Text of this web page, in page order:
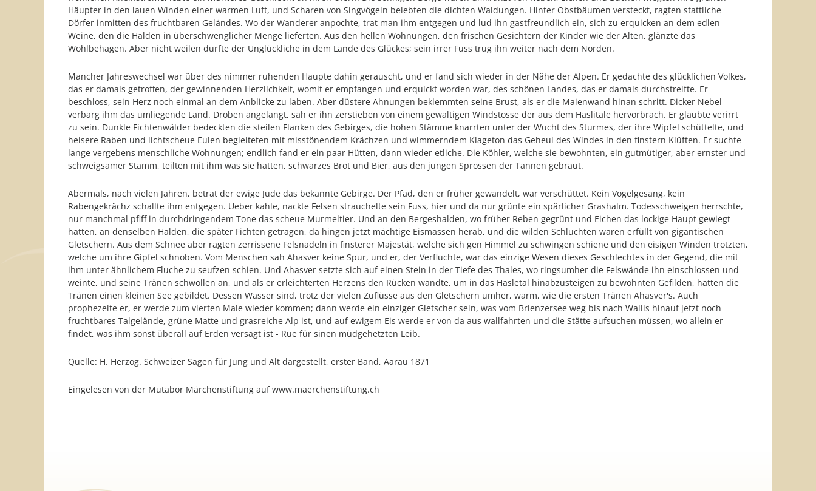
Häupter in den lauen Winden einer warmen Luft, und Scharen von Singvögeln belebten die dichten Waldungen. Hinter Obstbäumen versteckt, ragten stattliche
Dörfer inmitten des fruchtbaren Geländes. Wo der Wanderer anpochte, trat man ihm entgegen und lud ihn gastfreundlich ein, sich zu erquicken an dem edlen
Weine, den die Halden in überschwenglicher Menge lieferten. Aus den hellen Wohnungen, den frischen Gesichtern der Kinder wie der Alten, glänzte das
Wohlbehagen. Aber nicht weilen durfte der Unglückliche in dem Lande des Glückes; sein irrer Fuss trug ihn weiter nach dem Norden.
Mancher Jahreswechsel war über des nimmer ruhenden Haupte dahin gerauscht, und er fand sich wieder in der Nähe der Alpen. Er gedachte des glücklichen Volkes,
das er damals getroffen, der gewinnenden Herzlichkeit, womit er empfangen und erquickt worden war, des schönen Landes, das er damals durchstreifte. Er
beschloss, sein Herz noch einmal an dem Anblicke zu laben. Aber düstere Ahnungen beklemmten seine Brust, als er die Maienwand hinan schritt. Dicker Nebel
verbarg ihm das umliegende Land. Droben angelangt, sah er ihn zerstieben von einem gewaltigen Windstosse der aus dem Haslitale hervorbrach. Er glaubte verirrt
zu sein. Dunkle Fichtenwälder bedeckten die steilen Flanken des Gebirges, die hohen Stämme knarrten unter der Wucht des Sturmes, der ihre Wipfel schüttelte, und
heisere Raben und lichtscheue Eulen begleiteten mit misstönendem Krächzen und wimmerndem Klageton das Geheul des Windes in den finstern Klüften. Er suchte
lange vergebens menschliche Wohnungen; endlich fand er ein paar Hütten, dann wieder etliche. Die Köhler, welche sie bewohnten, ein gutmütiger, aber ernster und
schweigsamer Stamm, teilten mit ihm was sie hatten, schwarzes Brot und Bier, aus den jungen Sprossen der Tannen gebraut.
Abermals, nach vielen Jahren, betrat der ewige Jude das bekannte Gebirge. Der Pfad, den er früher gewandelt, war verschüttet. Kein Vogelgesang, kein
Rabengekrächz schallte ihm entgegen. Ueber kahle, nackte Felsen strauchelte sein Fuss, hier und da nur grünte ein spärlicher Grashalm. Todesschweigen herrschte,
nur manchmal pfiff in durchdringendem Tone das scheue Murmeltier. Und an den Bergeshalden, wo früher Reben gegrünt und Eichen das lockige Haupt gewiegt
hatten, an denselben Halden, die später Fichten getragen, da hingen jetzt mächtige Eismassen herab, und die wilden Schluchten waren erfüllt von gigantischen
Gletschern. Aus dem Schnee aber ragten zerrissene Felsnadeln in finsterer Majestät, welche sich gen Himmel zu schwingen schiene und den eisigen Winden trotzten,
welche um ihre Gipfel schnoben. Vom Menschen sah Ahasver keine Spur, und er, der Verfluchte, war das einzige Wesen dieses Geschlechtes in der Gegend, die mit
ihm unter ähnlichem Fluche zu seufzen schien. Und Ahasver setzte sich auf einen Stein in der Tiefe des Thales, wo ringsumher die Felswände ihn einschlossen und
weinte, und seine Tränen schwollen an, und als er erleichterten Herzens den Rücken wandte, um in das Hasletal hinabzusteigen zu bewohnten Gefilden, hatten die
Tränen einen kleinen See gebildet. Dessen Wasser sind, trotz der vielen Zuflüsse aus den Gletschern umher, warm, wie die ersten Tränen Ahasver's. Auch
prophezeite er, er werde zum vierten Male wieder kommen; dann werde ein einziger Gletscher sein, was vom Brienzersee weg bis nach Wallis hinauf jetzt noch
fruchtbares Talgelände, grüne Matte und grasreiche Alp ist, und auf ewigem Eis werde er von da aus wallfahrten und die Stätte aufsuchen müssen, wo allein er
findet, was ihm sonst überall auf Erden versagt ist - Rue für sinen müdgehetzten Leib.
Quelle: H. Herzog. Schweizer Sagen für Jung und Alt dargestellt, erster Band, Aarau 1871
Eingelesen von der Mutabor Märchenstiftung auf www.maerchenstiftung.ch